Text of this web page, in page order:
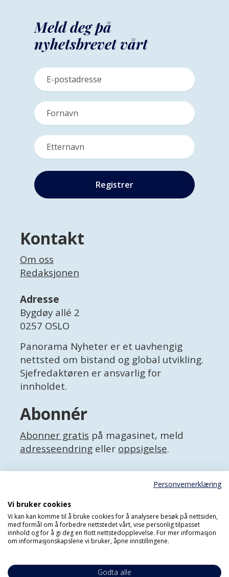
Meld deg på
nyhetsbrevet vårt
Kontakt
Om oss
Redaksjonen
Adresse
Bygdøy allé 2
0257 OSLO
Panorama Nyheter er et uavhengig
nettsted om bistand og global utvikling.
Sjefredaktøren er ansvarlig for
innholdet.
Abonnér
Abonner gratis på magasinet, meld
adresseendringeller oppsigelse.
Facebook
Personvernerklæring
Personvernerklæring
Vi bruker cookies
Vi kan kan komme til å bruke cookies for å analysere besøk på nettsiden,
med formål om å forbedre nettstedet vårt, vise personlig tilpasset
innhold og for å gi deg en flott nettstedopplevelse. For mer informasjon
om informasjonskapslene vi bruker, åpne innstillingene.
Godta alle